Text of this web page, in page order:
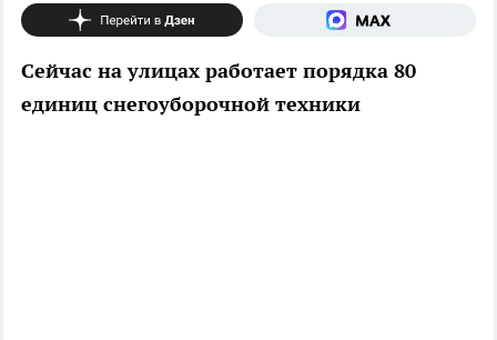
Сейчас на улицах работает порядка 80
единиц снегоуборочной техники